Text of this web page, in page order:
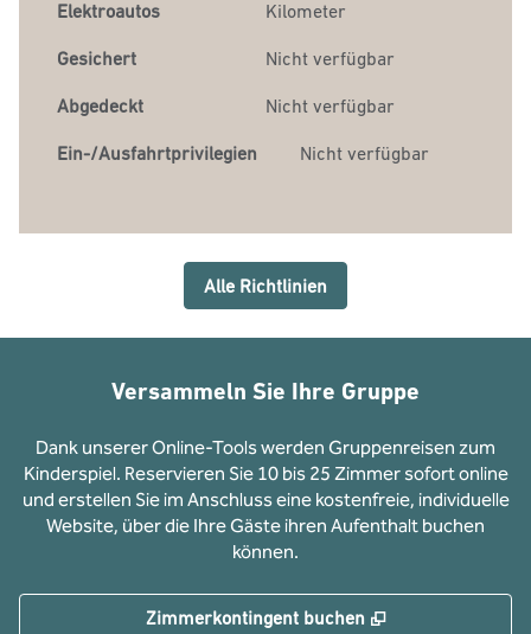
Elektroautos
Kilometer
Gesichert Nicht verfügbar
Abgedeckt Nicht verfügbar
Ein-/Ausfahrtprivilegien Nicht verfügbar
Alle Richtlinien
Versammeln Sie Ihre Gruppe
Dank unserer Online-Tools werden Gruppenreisen zum
Kinderspiel. Reservieren Sie 10 bis 25 Zimmer sofort online
und erstellen Sie im Anschluss eine kostenfreie, individuelle
Website, über die Ihre Gäste ihren Aufenthalt buchen
können.
Zimmerkontingent buchen ,